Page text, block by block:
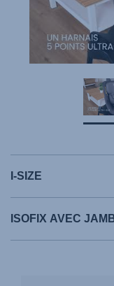
I-SIZE
ISOFIX AVEC